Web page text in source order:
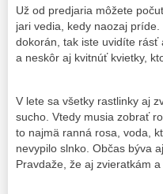
Už od predjaria môžete
jari vedia, kedy naozaj
dokorán, tak iste uvidíte rásť
a neskôr aj kvitnúť kvietky,
V lete sa všetky rastlinky aj
sucho. Vtedy musia zobrať
to najmä ranná rosa, voda,
nevypilo slnko. Občas býva
Pravdaže, že aj zvieratkám